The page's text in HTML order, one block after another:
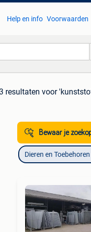
Help en info Voorwaarden
resultaten voor
Bewaar je
Dieren en Toebehoren